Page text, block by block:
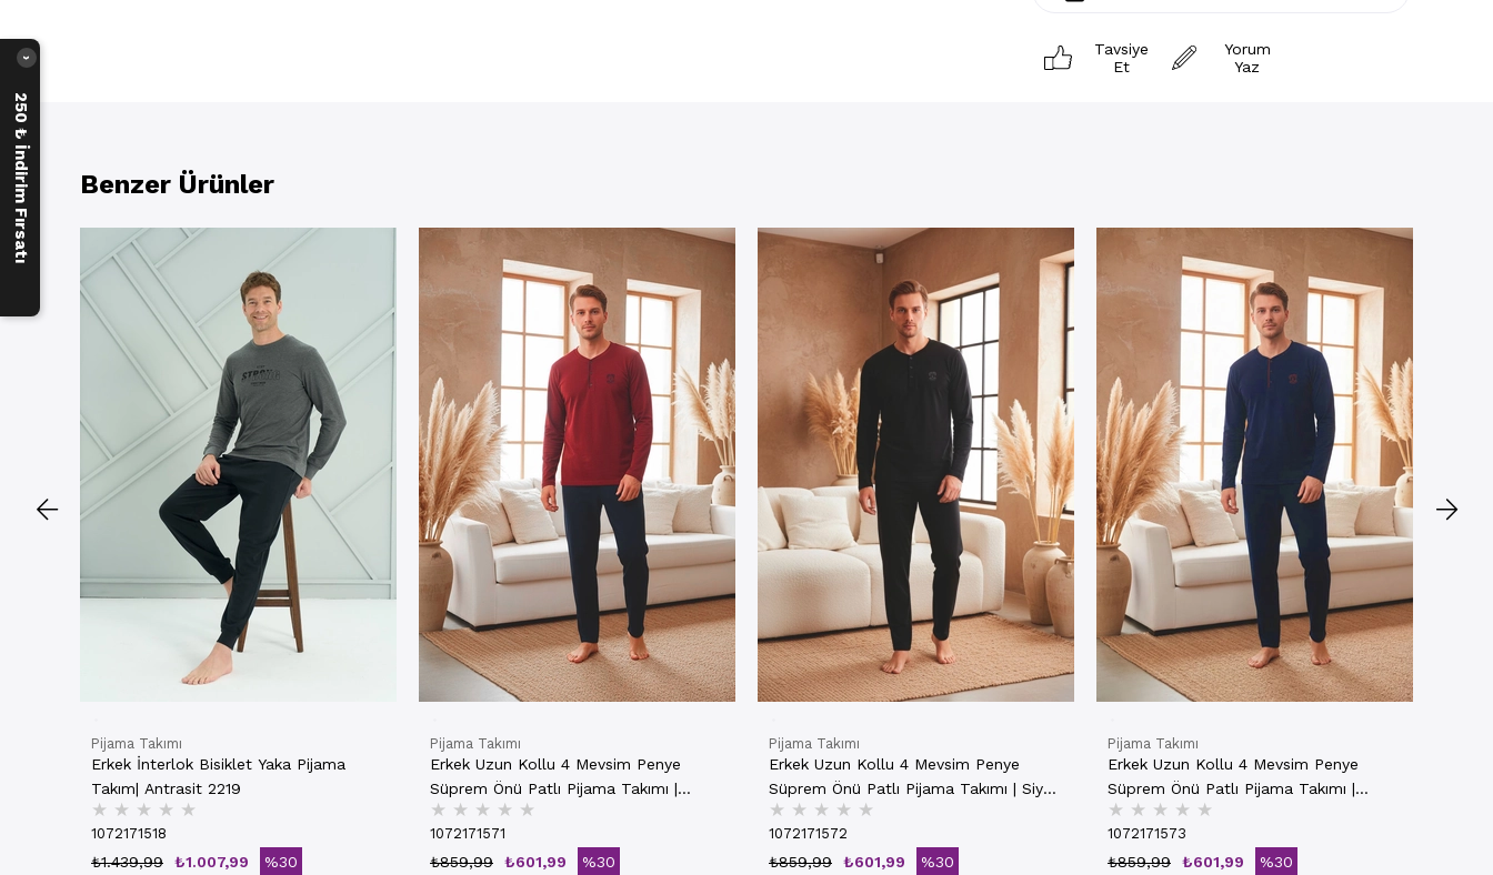
Tavsiye
Et
Yorum
Yaz
Benzer Ürünler
Pijama Takımı
Erkek İnterlok Bisiklet Yaka Pijama
Takım| Antrasit 2219
★ ★ ★ ★ ★
1072171518
₺1.007,99
₺1.439,99
%30
Pijama Takımı
Erkek Uzun Kollu 4 Mevsim Penye
Süprem Önü Patlı Pijama Takımı |
Bordo 800
★ ★ ★ ★ ★
1072171571
₺601,99
₺859,99
%30
Pijama Takımı
Erkek Uzun Kollu 4 Mevsim Penye
Süprem Önü Patlı Pijama Takımı | Siyah
801
★ ★ ★ ★ ★
1072171572
₺601,99
₺859,99
%30
Pijama Takımı
Erkek Uzun Kollu 4 Mevsim Penye
Süprem Önü Patlı Pijama Takımı |
Lacivert 802
★ ★ ★ ★ ★
1072171573
₺601,99
₺859,99
%30
250 ₺ İndirim Fırsatı
›